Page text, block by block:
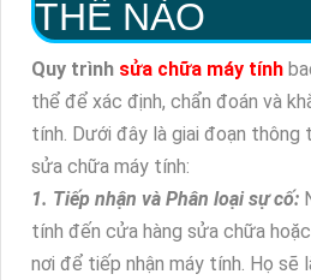
THẾ NÀO
Quy trình sửa chữa máy tính
thể để xác định, chẩn đoán và
tính. Dưới đây là giai đoạn
sửa chữa máy tính:
1. Tiếp nhận và Phân loại sự cố:
tính đến cửa hàng sửa chữa
nơi để tiếp nhận máy tính. Họ sẽ